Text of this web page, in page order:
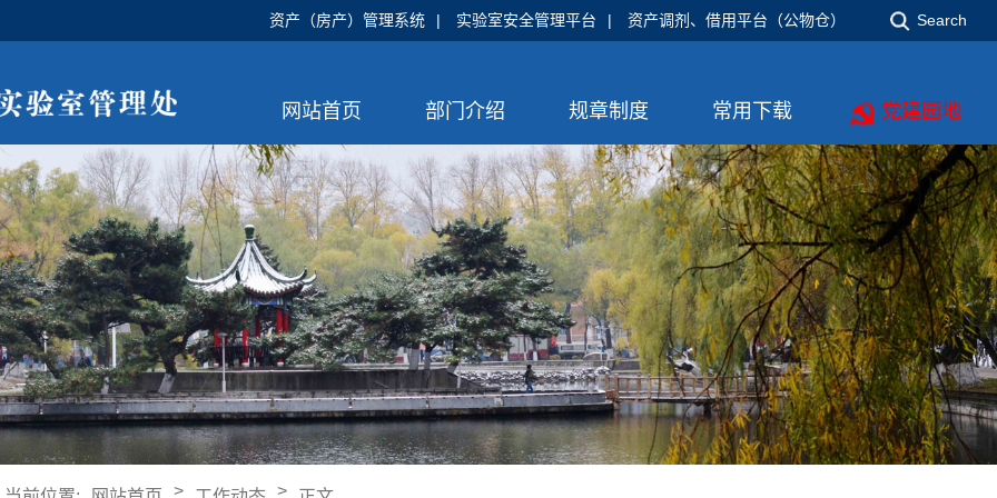
Search
资产（房产）管理系统 | 实验室安全管理平台 | 资产调剂、借用平台（公物仓）
网站首页 部门介绍 规章制度 常用下载 党建园地
> >